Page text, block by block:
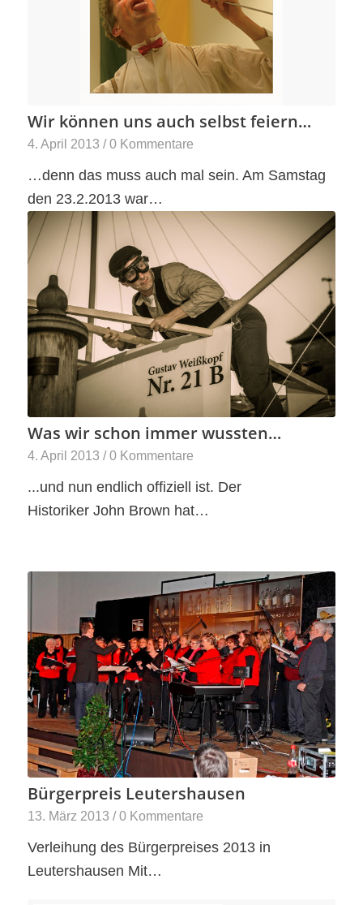
Wir können uns auch selbst feiern…
4. April 2013 / 0 Kommentare
…denn das muss auch mal sein. Am Samstag
den 23.2.2013 war…
Was wir schon immer wussten…
4. April 2013 / 0 Kommentare
...und nun endlich offiziell ist. Der
Historiker John Brown hat…
Bürgerpreis Leutershausen
13. März 2013 / 0 Kommentare
Verleihung des Bürgerpreises 2013 in
Leutershausen Mit…